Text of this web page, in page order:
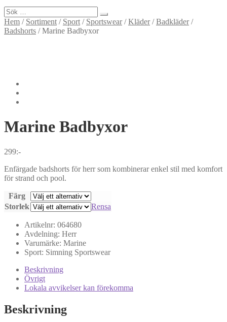
Sök
efter:
Hem / Sortiment / Sport / Sportswear/Kläder/Badkläder/
Badshorts /Marine Badbyxor
Marine Badbyxor
299:-
Enfärgade badshorts för herr som kombinerar enkel stil med komfort
för strand och pool.
Färg
Storlek
Rensa
Artikelnr: 064680
Avdelning: Herr
Varumärke: Marine
Sport: Simning Sportswear
Beskrivning
Övrigt
Lokala avvikelser kan förekomma
Beskrivning